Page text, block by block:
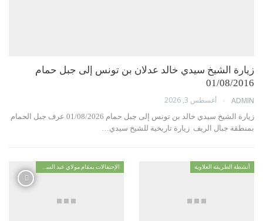
الشيخ سيدي خالد عدلان بن تونس إلى جبل حمام
01/08/
أغسطس 3, 2026
زيارة الشيخ سيدي خالد بن تونس إلى جبل حمام 01/08/2026 عرف جبل الحمام
جبال الريف زيارة تاريخية للشيخ سيدي…
الطريقة العلاوية الإحتفالات بمقام مولاي عبد السلام ابن مشيش